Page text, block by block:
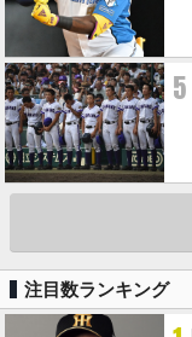
5
注目数ランキング